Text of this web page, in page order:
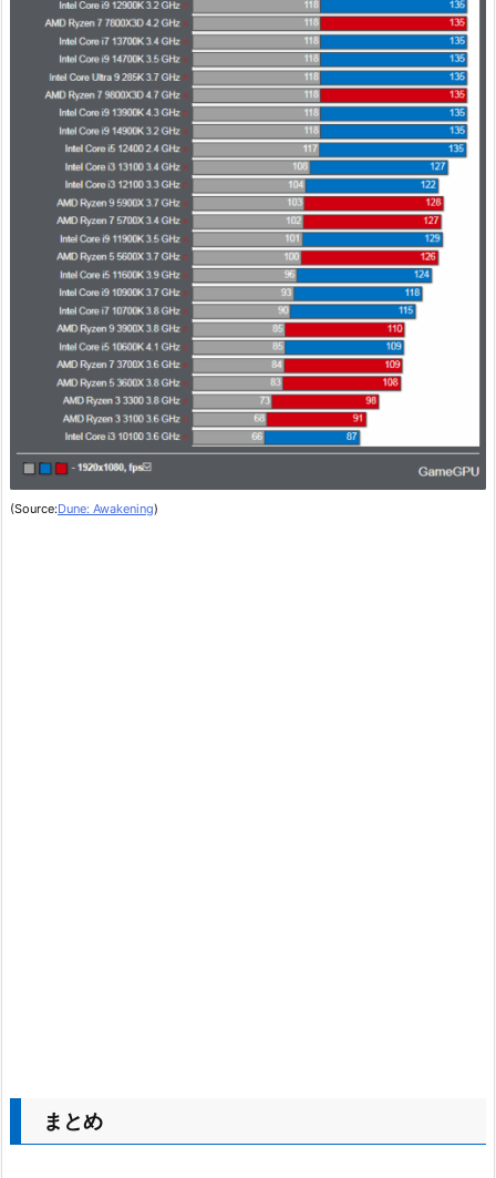
(Source:Dune: Awakening)
まとめ